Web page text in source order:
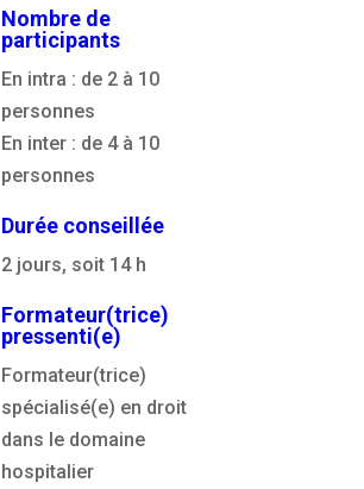
Nombre de
participants
En intra : de 2 à 10
personnes
En inter : de 4 à 10
personnes
Durée conseillée
2 jours, soit 14 h
Formateur(trice)
pressenti(e)
Formateur(trice)
spécialisé(e) en droit
dans le domaine
hospitalier